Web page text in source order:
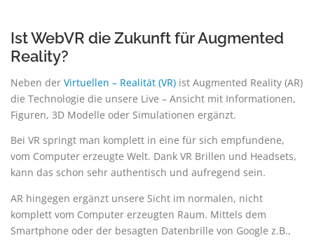
Ist WebVR die Zukunft für Augmented
Reality?
Neben der Virtuellen – Realität (VR) ist Augmented Reality (AR)
die Technologie die unsere Live – Ansicht mit Informationen,
Figuren, 3D Modelle oder Simulationen ergänzt.
Bei VR springt man komplett in eine für sich empfundene,
vom Computer erzeugte Welt. Dank VR Brillen und Headsets,
kann das schon sehr authentisch und aufregend sein.
AR hingegen ergänzt unsere Sicht im normalen, nicht
komplett vom Computer erzeugten Raum. Mittels dem
Smartphone oder der besagten Datenbrille von Google z.B.,